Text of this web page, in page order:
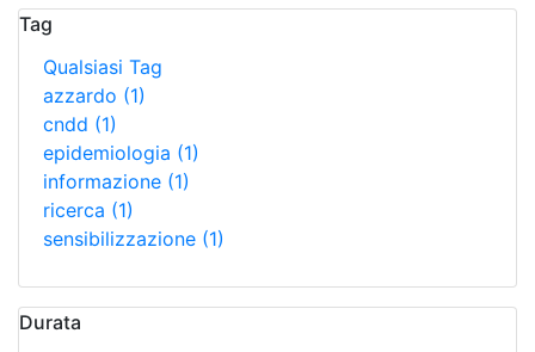
Tag
Qualsiasi Tag
azzardo (1)
cndd (1)
epidemiologia (1)
informazione (1)
ricerca (1)
sensibilizzazione (1)
Durata